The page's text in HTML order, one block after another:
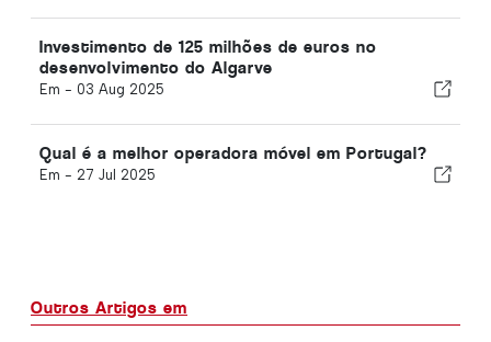
Investimento de 125 milhões de euros no
desenvolvimento do Algarve
Em - 03 Aug 2025
Qual é a melhor operadora móvel em Portugal?
Em - 27 Jul 2025
Outros Artigos em